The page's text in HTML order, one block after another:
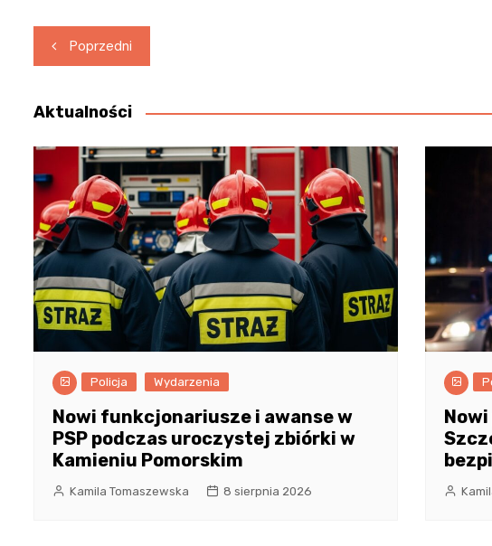
Nawigacja
wpisu
Poprzedni
Aktualności
Policja Wydarzenia
Nowi funkcjonariusze i awanse w
PSP podczas uroczystej zbiórki w
Kamieniu Pomorskim
Kamila Tomaszewska 8 sierpnia 2026